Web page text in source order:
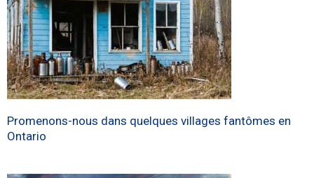
Promenons-nous dans quelques villages fantômes en
Ontario